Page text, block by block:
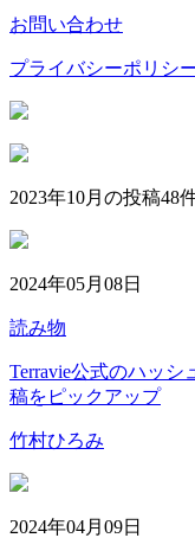
お問い合わせ
プライバシーポリシ
2023年10月の投稿48
2024年05月08日
読み物
Terravie公式のハッ
稿をピックアップ
竹村ひろみ
2024年04月09日